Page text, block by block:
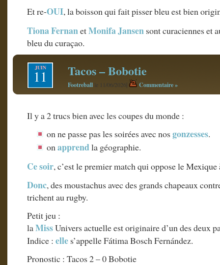
Et re-OUI, la boisson qui fait pisser bleu est bien
Tiona FernanetMonifa Jansen sont curaciennes et
bleu du curaçao.
JUIN
11 Tacos – Bobotie
Footreball le 11/06/2026| Commentaire »
Il y a 2 trucs bien avec les coupes du monde :
on ne passe pas les soirées avec nosgonzesses.
onapprendla géographie.
Ce soir, c’est le premier match qui oppose le
Donc, des moustachus avec des grands chapeaux
trichent au rugby.
Petit jeu :
laMissUnivers actuelle est originaire d’un des deux
Indice : elle s’appelle Fátima Bosch Fernández.
Pronostic : Tacos 2 – 0 Bobotie